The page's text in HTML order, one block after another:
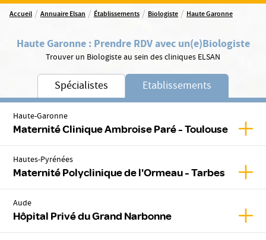
Accueil / Annuaire Elsan / Établissements / Biologiste / Haute Garonne
Haute Garonne: Prendre RDV avec un(e)Biologiste
Trouver un Biologiste au sein des cliniques ELSAN
Spécialistes Etablissements
Haute-Garonne
Maternité Clinique Ambroise Paré - Toulouse
Hautes-Pyrénées
Maternité Polyclinique de l'Ormeau - Tarbes
Aude
Hôpital Privé du Grand Narbonne